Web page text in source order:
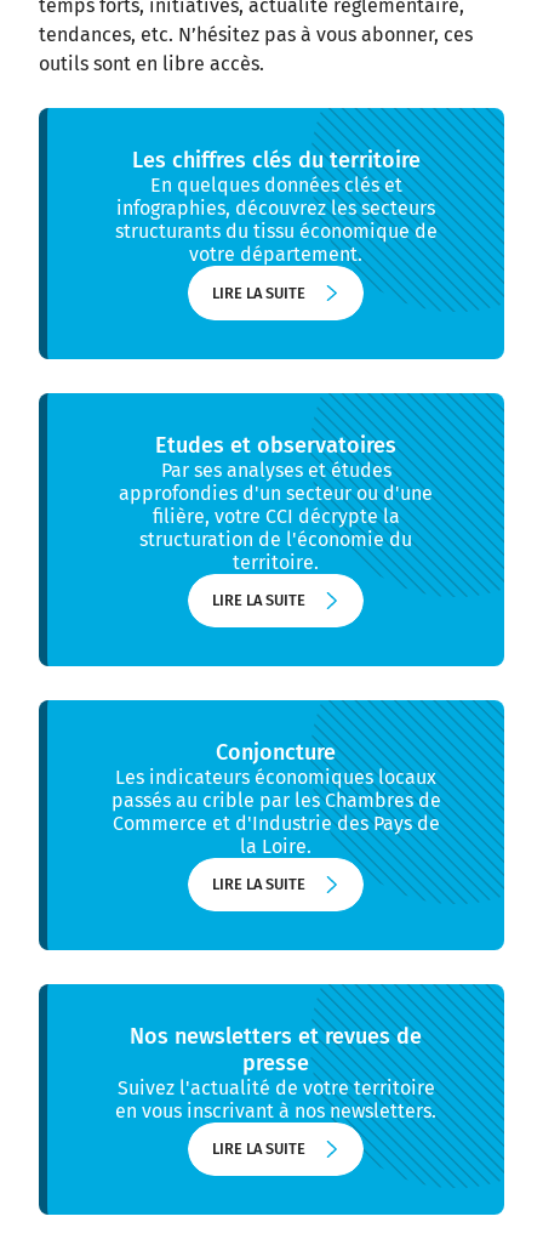
temps forts, initiatives, actualité règlementaire,
tendances, etc. N’hésitez pas à vous abonner, ces
outils sont en libre accès.
Les chiffres clés du territoire
En quelques données clés et
infographies, découvrez les secteurs
structurants du tissu économique de
votre département.
LIRE LA SUITE
Etudes et observatoires
Par ses analyses et études
approfondies d'un secteur ou d'une
filière, votre CCI décrypte la
structuration de l'économie du
territoire.
LIRE LA SUITE
Conjoncture
Les indicateurs économiques locaux
passés au crible par les Chambres de
Commerce et d'Industrie des Pays de
la Loire.
LIRE LA SUITE
Nos newsletters et revues de
presse
Suivez l'actualité de votre territoire
en vous inscrivant à nos newsletters.
LIRE LA SUITE